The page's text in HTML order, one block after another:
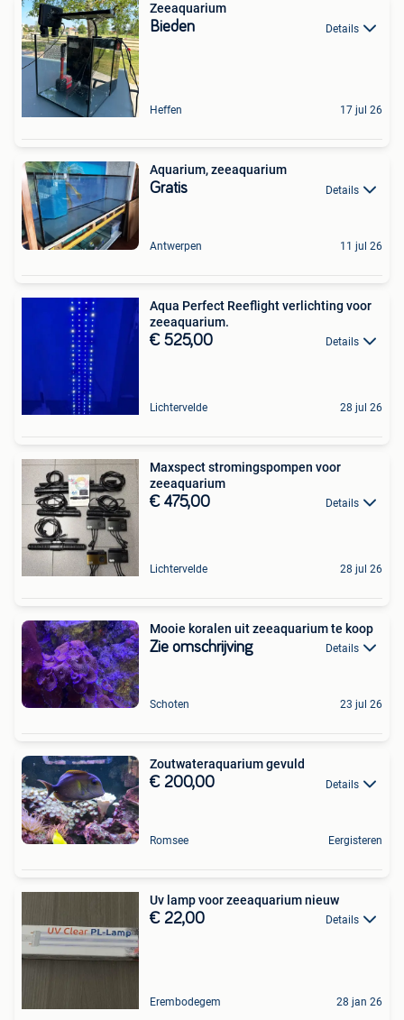
Zeeaquarium
Bieden Details
Heffen 17 jul 26
Aquarium, zeeaquarium
Gratis Details
Antwerpen 11 jul 26
Aqua Perfect Reeflight verlichting voor
zeeaquarium.
€ 525,00 Details
Lichtervelde 28 jul 26
Maxspect stromingspompen voor
zeeaquarium
€ 475,00 Details
Lichtervelde 28 jul 26
Mooie koralen uit zeeaquarium te koop
Zie omschrijving Details
Schoten 23 jul 26
Zoutwateraquarium gevuld
€ 200,00 Details
Romsee Eergisteren
Uv lamp voor zeeaquarium nieuw
€ 22,00 Details
Erembodegem 28 jan 26